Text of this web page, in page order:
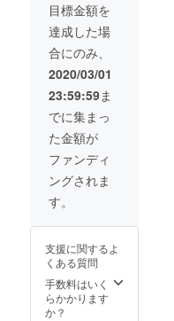
リリー
＆ブル
スト＆
ゼベッ
ト）か
ら1つ選
択して
下さい
収納
BOXへ
のサイ
ン ・九
目先生
描き下
ろしイ
ラスト
複製色
紙2枚
→2種類
ともの
ご用意
描き下
イン色
紙(リク
エスト
式) ※
描き下
目標金額を
達成した場
合にのみ、
2020/03/01
23:59:59ま
でに集まっ
た金額が
ファンディ
ングされま
す。
支援に関するよ
くある質問
手数料はいく
らかかります
か？